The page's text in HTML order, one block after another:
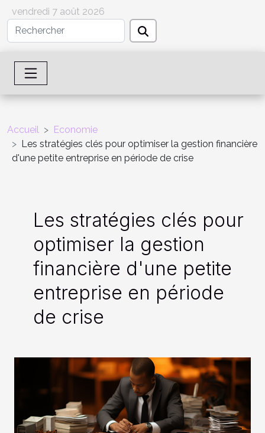
vendredi 7 août 2026
Accueil
Economie
Les stratégies clés pour optimiser la gestion financière
d'une petite entreprise en période de crise
Les stratégies clés pour
optimiser la gestion
financière d'une petite
entreprise en période
de crise